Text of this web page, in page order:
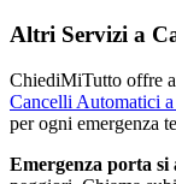
Altri Servizi a
ChiediMiTutto offre
Cancelli Automatici
per ogni emergenza
Emergenza porta si